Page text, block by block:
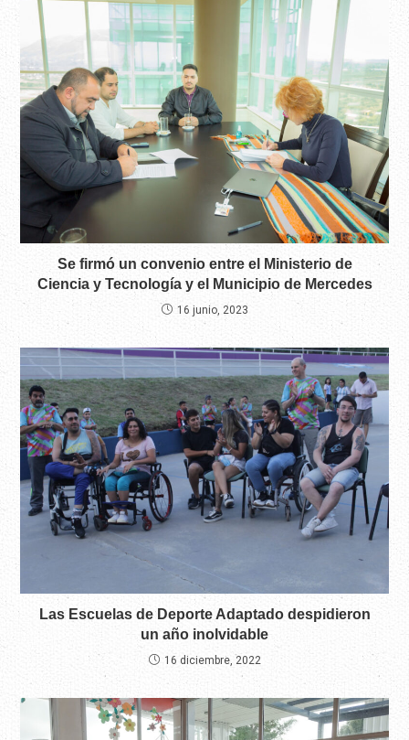
Se firmó un convenio entre el Ministerio de
Ciencia y Tecnología y el Municipio de Mercedes
16 junio, 2023
Las Escuelas de Deporte Adaptado despidieron
un año inolvidable
16 diciembre, 2022